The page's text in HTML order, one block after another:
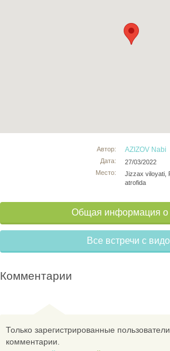
Автор:
Дата:
Место:
AZIZOV Nabi
27/03/2022
Jizzax viloyati,
atrofida
Общая информация о
Все встречи с
Комментарии
Только зарегистрированные
комментарии.